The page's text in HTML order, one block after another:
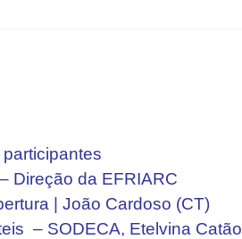
Direção da EFRIARC
| João Cardoso (CT)
– SODECA, Etelvina Catão